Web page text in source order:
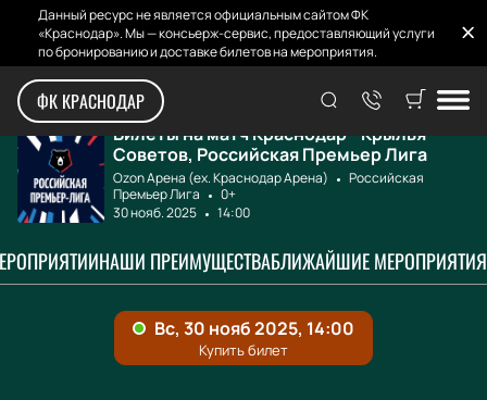
Данный ресурс не является официальным сайтом ФК
«Краснодар». Мы — консьерж-сервис, предоставляющий услуги
по бронированию и доставке билетов на мероприятия.
ФК КРАСНОДАР
Главная Афиша и билеты Краснодар - Крыл...
Билеты на матч Краснодар - Крылья
Советов, Российская Премьер Лига
Ozon Арена (ex. Краснодар Арена)
Российская
Премьер Лига
0+
30 нояб. 2025
14:00
НАШИ ПРЕИМУЩЕСТВАБЛИЖАЙШИЕ МЕРОПРИЯТИЯ